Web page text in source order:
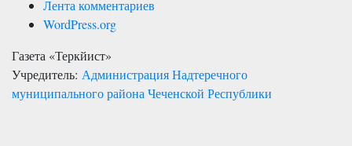
Лента комментариев
WordPress.org
Газета «Теркйист»
Учредитель: Администрация Надтеречного
муниципального района Чеченской Республики